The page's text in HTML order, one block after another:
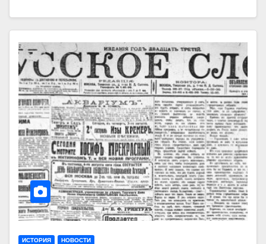
ИСТОРИЯ НОВОСТИ